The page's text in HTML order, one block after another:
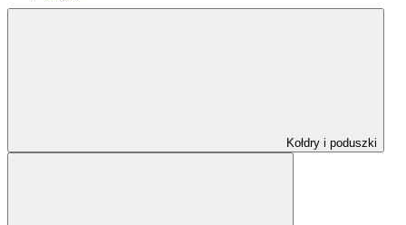
Kołdry i poduszki